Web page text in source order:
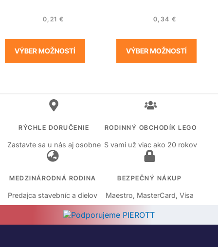
0,21 €
VÝBER MOŽNOSTÍ
0,34 €
VÝBER MOŽNOSTÍ
RÝCHLE DORUČENIE
Zastavte sa u nás aj osobne
RODINNÝ OBCHODÍK LEGO
S vami už viac ako 20 rokov
MEDZINÁRODNÁ RODINA
Predajca stavebníc a dielov
BEZPEČNÝ NÁKUP
Maestro, MasterCard, Visa